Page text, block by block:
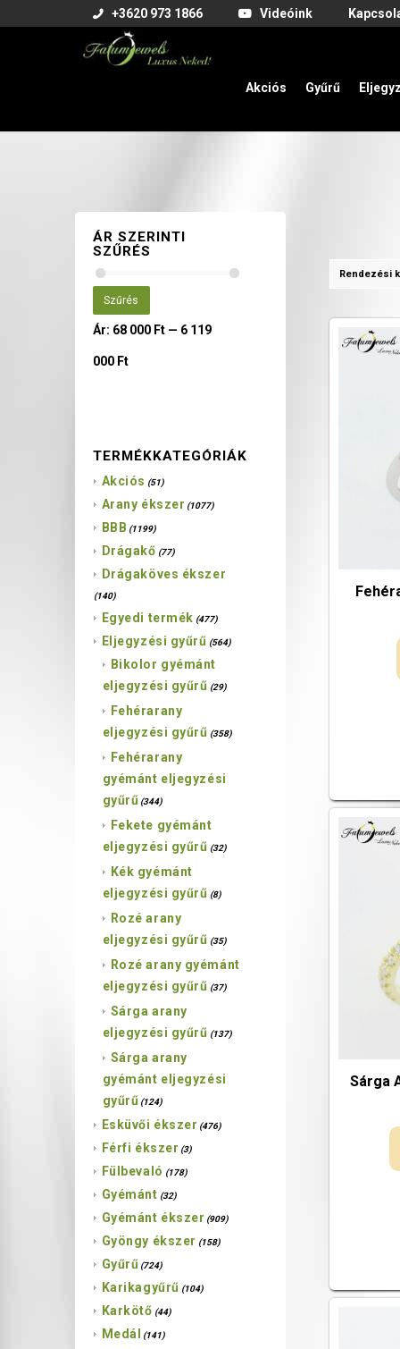
+3620 973 1866 Videóink
Akciós Gyűrű
Rendezési
Sárga
ÁR SZERINTI
SZŰRÉS
Szűrés
Ár: 68 000 Ft— 6 119
000 Ft
TERMÉKKATEGÓRIÁK
Akciós (51)
Arany ékszer (1077)
BBB (1199)
Drágakő (77)
Drágaköves ékszer
(140)
Egyedi termék (477)
Eljegyzési gyűrű (564)
Bikolor gyémánt
eljegyzési gyűrű (29)
Fehérarany
eljegyzési gyűrű (358)
Fehérarany
gyémánt eljegyzési
gyűrű (344)
Fekete gyémánt
eljegyzési gyűrű (32)
Kék gyémánt
eljegyzési gyűrű (8)
Rozé arany
eljegyzési gyűrű (35)
Rozé arany gyémánt
eljegyzési gyűrű (37)
Sárga arany
eljegyzési gyűrű (137)
Sárga arany
gyémánt eljegyzési
gyűrű (124)
Esküvői ékszer (476)
Férfi ékszer (3)
Fülbevaló (178)
Gyémánt (32)
Gyémánt ékszer (909)
Gyöngy ékszer (158)
Gyűrű (724)
Karikagyűrű (104)
Karkötő (44)
Medál (141)